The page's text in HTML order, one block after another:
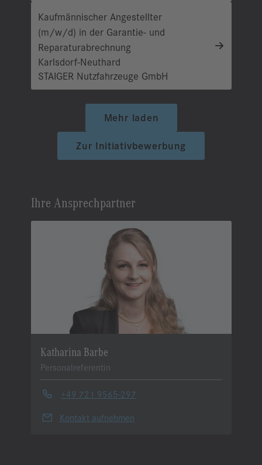
Kaufmännischer Angestellter
(m/w/d) in der Garantie- und
Reparaturabrechnung
Karlsdorf-Neuthard
STAIGER Nutzfahrzeuge GmbH
Mehr laden
Zur Initiativbewerbung
Ihre Ansprechpartner
Katharina Barbe
Personalreferentin
+49 721 9565-297
Kontakt aufnehmen